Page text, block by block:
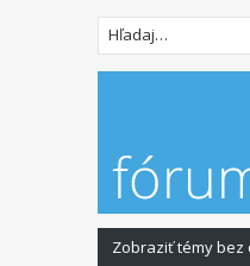
Zobraziť témy bez